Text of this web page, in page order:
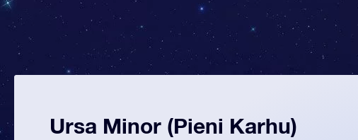
Ursa Minor (Pieni Karhu)